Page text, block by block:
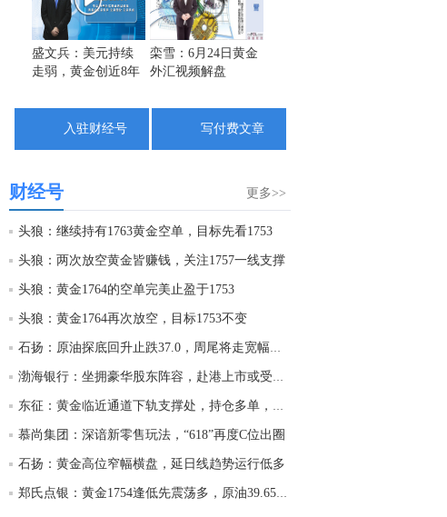
10:49:26
港股大模型概念股持续走高，MINIMAX-W(00100.HK)涨近25%，智谱(02513.HK)涨超17%。
盛文兵：美元持续
走弱，黄金创近8年
栾雪：6月24日黄金
外汇视频解盘
入驻财经号 写付费文章
更多>>
财经号
头狼：继续持有1763黄金空单，目标先看1753
头狼：两次放空黄金皆赚钱，关注1757一线支撑
头狼：黄金1764的空单完美止盈于1753
头狼：黄金1764再次放空，目标1753不变
石扬：原油探底回升止跌37.0，周尾将走宽幅震荡
渤海银行：坐拥豪华股东阵容，赴港上市或受关注
东征：黄金临近通道下轨支撑处，持仓多单，上看1788！
慕尚集团：深谙新零售玩法，“618”再度C位出圈
石扬：黄金高位窄幅横盘，延日线趋势运行低多
郑氏点银：黄金1754逢低先震荡多，原油39.65下先空